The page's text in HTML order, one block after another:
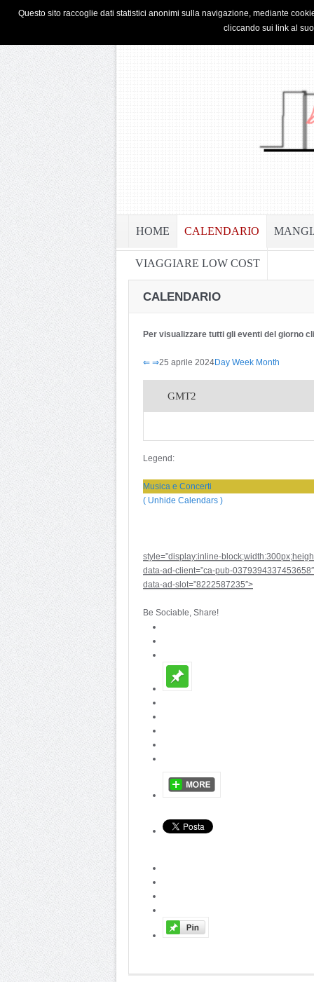
HOME PRIVACY & COOKIE POLICY
HOME CALENDARIO
VIAGGIARE LOW COST
CALENDARIO
Per visualizzare tutti gli eventi del giorno
⇐ ⇒25 aprile 2024Day Week Month
GMT2
Legend:
Musica e Concerti
( Unhide Calendars )
style=”display:inline-
data-ad-client=”ca-pub-0379394337453658″
data-ad-slot=”8222587235″>
Be Sociable, Share!
Questo sito raccoglie dati statistici anonimi sulla navigazione, mediante
cliccando sui link al